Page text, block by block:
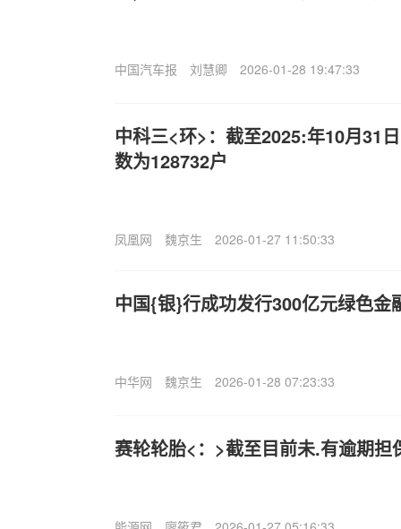
中国汽车报 刘慧卿 2026-01-28 19:47:33
中科三<环>：截至2025:年10月31
数为128732户
凤凰网 魏京生 2026-01-27 11:50:33
中国{银}行成功发行300亿元绿色金
中华网 魏京生 2026-01-28 07:23:33
赛轮轮胎<：>截至目前未.有逾期担